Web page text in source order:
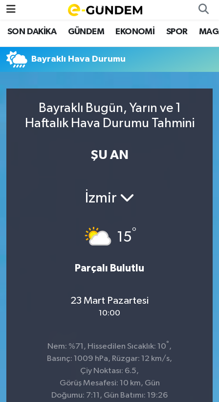
SON DAKİKA GÜNDEM EKONOMİ SPOR
Bayraklı Hava Durumu
Bayraklı Bugün, Yarın ve 1
Haftalık Hava Durumu Tahmini
ŞU AN
İzmir
15°
Parçalı Bulutlu
23 Mart Pazartesi
10:00
Nem: %71, Hissedilen Sıcaklık: 10° ,
Basınç: 1009 hPa, Rüzgar: 12 km/s,
Çiy Noktası: 6.5,
Görüş Mesafesi: 10 km, Gün
Doğumu: 7:11, Gün Batımı: 19:26
SON DAKİKA
GÜNDEM
EKONOMİ
SPOR
Nöbetçi Eczaneler
Hava Durumu
Namaz Vakitleri
Trafik Durumu